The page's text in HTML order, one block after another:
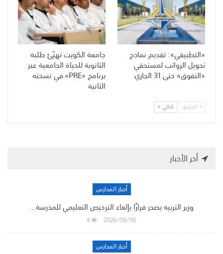
«التطبيقي»: تقديم نماذج
تحويل الرواتب لمستحقي
«التفوق» حتى 31 الجاري
جامعة الكويت تهيّئ طلبة
الثانوية للحياة الجامعية عبر
برنامج «PRE» في نسخته
الثانية
السابق التالي
أخر الأخبار
أخبار المدارس
وزير التربية يصدر قرارًا بإلغاء الترخيص التعليمي للمدرسة…
2026/08/06
4
أخبار المدارس